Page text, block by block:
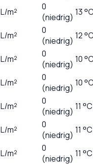
L/m²
0
(niedrig) 13
L/m²
0
(niedrig) 12
L/m²
0
(niedrig) 10
L/m²
0
(niedrig) 10
L/m²
0
(niedrig) 11 °C
L/m²
0
(niedrig) 11 °C
L/m²
0
(niedrig) 11 °C